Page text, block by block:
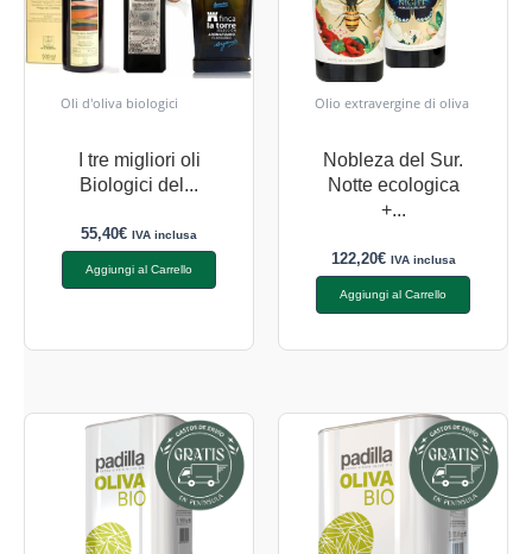
Oli d'oliva biologici
I tre migliori oli
Biologici del...
55,40€ IVA inclusa
Aggiungi al Carrello
Olio extravergine di oliva
Nobleza del Sur.
Notte ecologica
+...
122,20€ IVA inclusa
Aggiungi al Carrello